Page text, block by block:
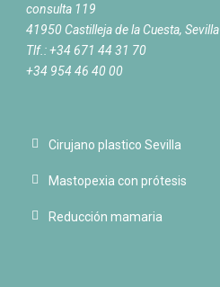
consulta 119
41950 Castilleja de la Cuesta, Sevilla
Tlf.: +34 671 44 31 70
+34 954 46 40 00
Cirujano plastico Sevilla
Mastopexia con prótesis
Reducción mamaria